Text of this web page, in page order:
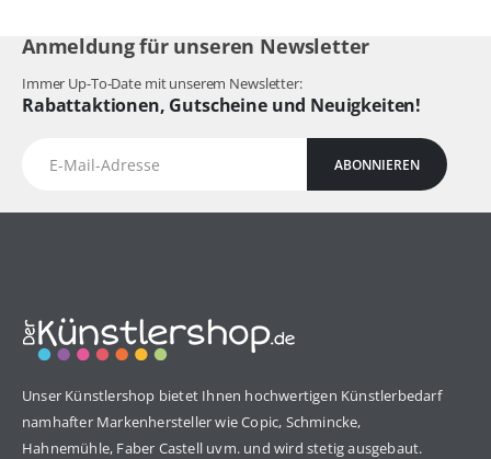
Anmeldung für unseren Newsletter
Immer Up-To-Date mit unserem Newsletter:
Rabattaktionen, Gutscheine und Neuigkeiten!
ABONNIEREN
Unser Künstlershop bietet Ihnen hochwertigen Künstlerbedarf
namhafter Markenhersteller wie Copic, Schmincke,
Hahnemühle, Faber Castell uvm. und wird stetig ausgebaut.